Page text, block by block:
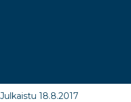
Julkaistu 18.8.2017